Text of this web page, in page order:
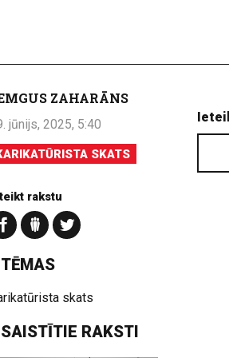
ZAHARĀNS
jūnijs, 2025, 5:40
SKATS
rakstu
TĒMAS
skats
SAISTĪTIE RAKSTI